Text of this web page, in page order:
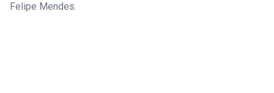
Felipe Mendes.